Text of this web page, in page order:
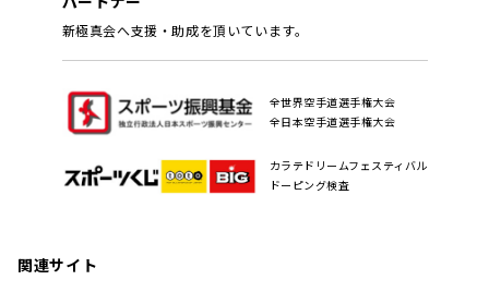
新極真会へ支援・助成を頂いています。
全世界空手道選手権大会
全日本空手道選手権大会
カラテドリームフェスティバル
ドーピング検査
関連サイト